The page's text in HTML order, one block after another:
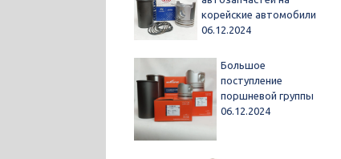
корейские автомобили
06.12.2024
Большое
поступление
поршневой группы
06.12.2024